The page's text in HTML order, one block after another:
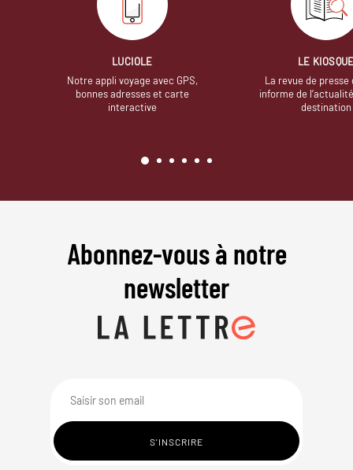
LUCIOLE
Notre appli voyage avec GPS,
bonnes adresses et carte
interactive
LE
La revue de presse
informe de
destination
Abonnez-vous à notre
newsletter